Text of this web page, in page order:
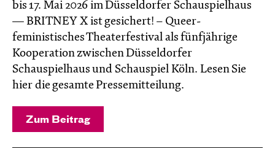
bis 17. Mai 2026 im Düsseldorfer Schauspielhaus
— BRITNEY X ist gesichert! – Queer-
feministisches Theaterfestival als fünfjährige
Kooperation zwischen Düsseldorfer
Schauspielhaus und Schauspiel Köln. Lesen Sie
hier die gesamte Pressemitteilung.
Zum Beitrag